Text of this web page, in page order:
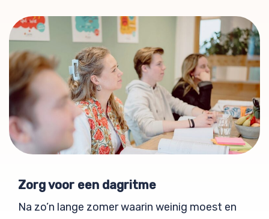
Zorg voor een dagritme
Na zo’n lange zomer waarin weinig moest en